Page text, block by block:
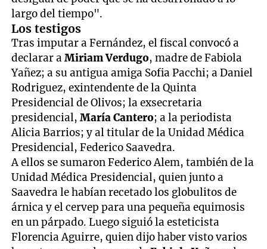
largo del tiempo".
Los testigos
Tras imputar a Fernández, el fiscal convocó a
declarar aMiriam Verdugo, madre de Fabiola
Yañez; a su antigua amiga Sofia Pacchi; a Daniel
Rodriguez, exintendente de la Quinta
Presidencial de Olivos; la exsecretaria
presidencial,María Cantero; a la periodista
Alicia Barrios; y al titular de la Unidad Médica
Presidencial, Federico Saavedra.
A ellos se sumaron Federico Alem, también de la
Unidad Médica Presidencial, quien junto a
Saavedra le habían recetado los globulitos de
árnica y el cervep para una pequeña equimosis
en un párpado. Luego siguió la esteticista
Florencia Aguirre, quien dijo haber visto varios